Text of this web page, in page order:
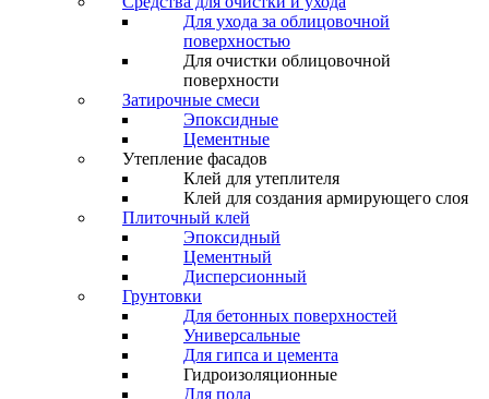
Для ухода за облицовочной
поверхностью
Для очистки облицовочной
поверхности
Затирочные смеси
Эпоксидные
Цементные
Утепление фасадов
Клей для утеплителя
Клей для создания армирующего слоя
Плиточный клей
Эпоксидный
Цементный
Дисперсионный
Грунтовки
Для бетонных поверхностей
Универсальные
Для гипса и цемента
Гидроизоляционные
Для пола